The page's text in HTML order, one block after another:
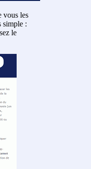
vous les
simple :
le